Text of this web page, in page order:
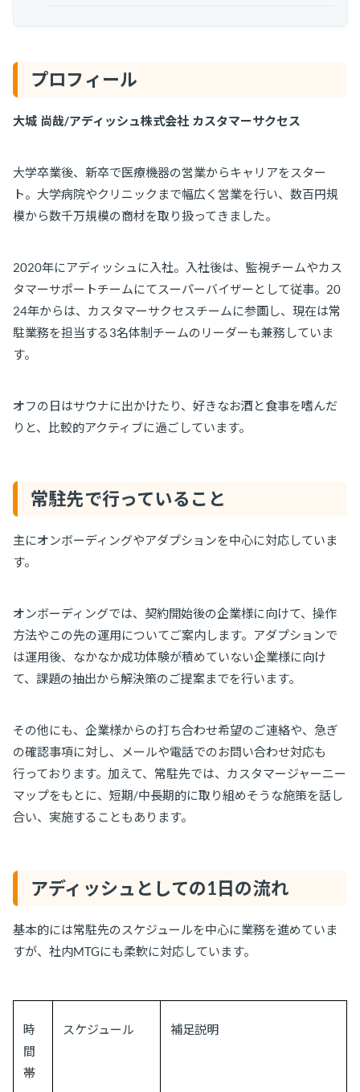
プロフィール
大城 尚哉/アディッシュ株式会社 カスタマーサクセス
大学卒業後、新卒で医療機器の営業からキャリアをスター
ト。大学病院やクリニックまで幅広く営業を行い、数百円規
模から数千万規模の商材を取り扱ってきました。
2020年にアディッシュに入社。入社後は、監視チームやカス
タマーサポートチームにてスーパーバイザーとして従事。20
24年からは、カスタマーサクセスチームに参画し、現在は常
駐業務を担当する3名体制チームのリーダーも兼務していま
す。
オフの日はサウナに出かけたり、好きなお酒と食事を嗜んだ
りと、比較的アクティブに過ごしています。
常駐先で行っていること
主にオンボーディングやアダプションを中心に対応していま
す。
オンボーディングでは、契約開始後の企業様に向けて、操作
方法やこの先の運用についてご案内します。アダプションで
は運用後、なかなか成功体験が積めていない企業様に向け
て、課題の抽出から解決策のご提案までを行います。
その他にも、企業様からの打ち合わせ希望のご連絡や、急ぎ
の確認事項に対し、メールや電話でのお問い合わせ対応も
行っております。加えて、常駐先では、カスタマージャーニー
マップをもとに、短期/中長期的に取り組めそうな施策を話し
合い、実施することもあります。
アディッシュとしての1日の流れ
基本的には常駐先のスケジュールを中心に業務を進めていま
すが、社内MTGにも柔軟に対応しています。
時
間
帯
スケジュール 補足説明